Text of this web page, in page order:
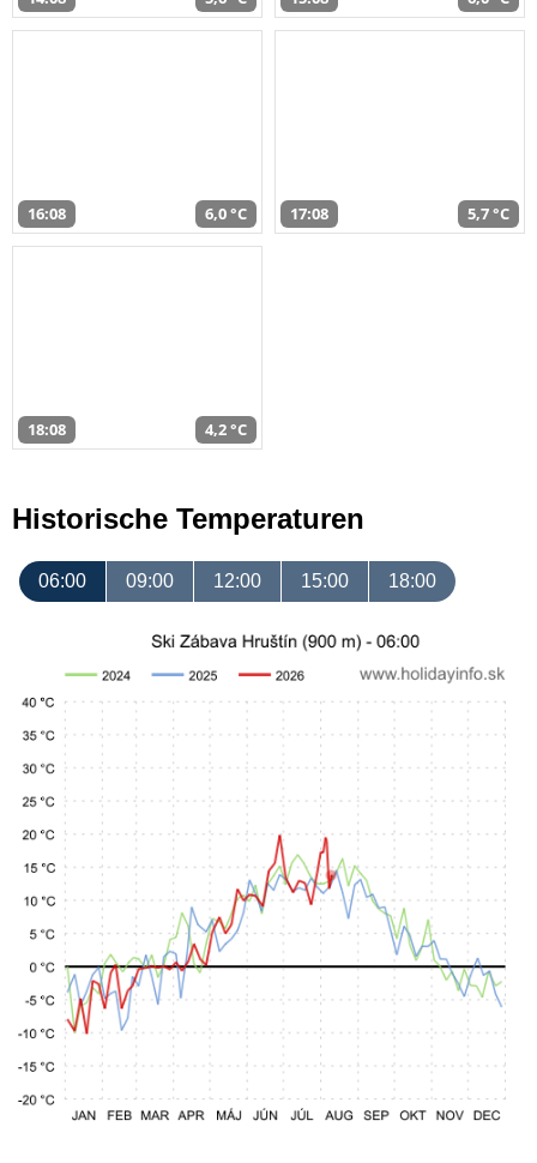
16:08 6,0 °C 17:08 5,7 °C
18:08 4,2 °C
Historische Temperaturen
06:00 09:00 12:00 15:00 18:00